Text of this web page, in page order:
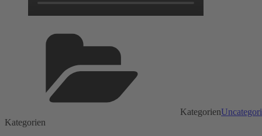
Kategorien
Kategorien